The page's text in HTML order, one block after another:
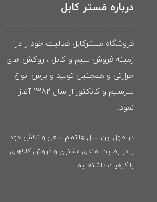
درباره مَستر کابل
فروشگاه مسترکابل فعالیت خود را در
زمینه فروش سیم و کابل ، روکش های
حرارتی و همچنین تولید و پرس انواع
سرسیم و کانکتور از سال 1382 آغاز
نمود.
در طول این سال ها تمام سعی و تلاش خود
را در رضایت مندی مشتری و فروش کالاهای
با کیفیت داشته ایم.